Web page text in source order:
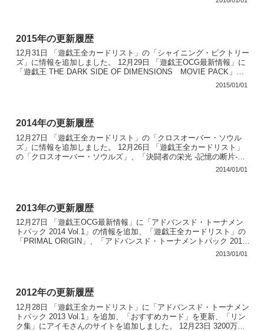
2015年の更新履歴
12月31日 「遊戯王全カードリスト」の「シャイニング・ビクトリー
ズ」に情報を追加しました。 12月29日 「遊戯王OCG最新情報」に
「遊戯王 THE DARK SIDE OF DIMENSIONS MOVIE PACK」の
2015/01/01
2014年の更新履歴
12月27日 「遊戯王全カードリスト」の「クロスオーバー・ソウル
ズ」に情報を追加しました。 12月26日 「遊戯王全カードリスト」
の「クロスオーバー・ソウルズ」、「決闘者の栄光 -記憶の断片-
2014/01/01
2013年の更新履歴
12月27日 「遊戯王OCG最新情報」に「アドバンスド・トーナメン
トパック 2014 Vol.1」の情報を追加、「遊戯王全カードリスト」の
「PRIMAL ORIGIN」、「アドバンスド・トーナメントパック 2014
2013/01/01
2012年の更新履歴
12月28日 「遊戯王全カードリスト」に「アドバンスド・トーナメン
トパック 2013 Vol.1」を追加、「おすすめカード」を更新、「リン
ク集」にアイモさんのサイトを追加しました。 12月23日 3200万ヒ